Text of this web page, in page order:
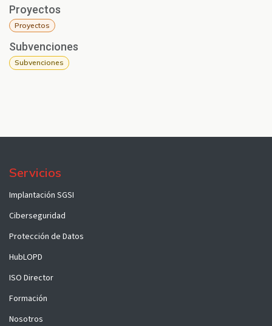
Proyectos
Proyectos
Subvenciones
Subvenciones
Servicios
Implantación SGSI
Ciberseguridad
Protección de Datos
HubLOPD
ISO Director
Formación
Nosotros